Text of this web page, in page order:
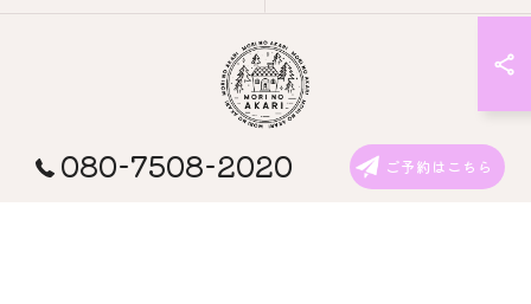
080-7508-2020 ご予約はこちら
© 2026 長野のキャンプなら森の灯キャンプ場・茶亭 森の灯 ALL RIGHTS
RESERVED.